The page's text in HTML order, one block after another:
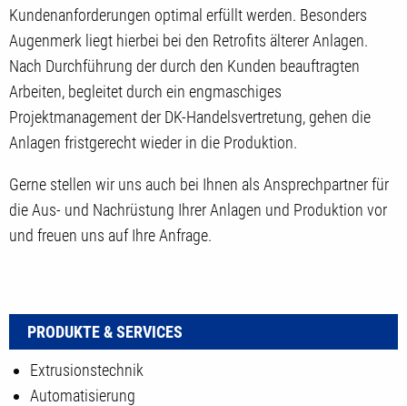
Kundenanforderungen optimal erfüllt werden. Besonders
Augenmerk liegt hierbei bei den Retrofits älterer Anlagen.
Nach Durchführung der durch den Kunden beauftragten
Arbeiten, begleitet durch ein engmaschiges
Projektmanagement der DK-Handelsvertretung, gehen die
Anlagen fristgerecht wieder in die Produktion.
Gerne stellen wir uns auch bei Ihnen als Ansprechpartner für
die Aus- und Nachrüstung Ihrer Anlagen und Produktion vor
und freuen uns auf Ihre Anfrage.
PRODUKTE & SERVICES
Extrusionstechnik
Automatisierung